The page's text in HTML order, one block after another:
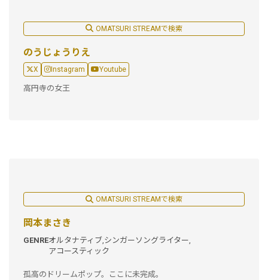
OMATSURI STREAMで検索
のうじょうりえ
X Instagram Youtube
高円寺の女王
OMATSURI STREAMで検索
岡本まさき
GENREオルタナティブ,シンガーソングライター,
アコースティック
孤高のドリームポップ。ここに未完成。